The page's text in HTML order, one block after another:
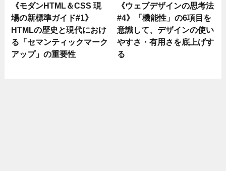
《モダンHTML＆CSS 現
場の新標準ガイド#1》
HTMLの歴史と現代におけ
る「セマンティックマーク
アップ」の重要性
《ウェブデザインの思考法
#4》「機能性」の6項目を
意識して、デザインの使い
やすさ・有用さを底上げす
る